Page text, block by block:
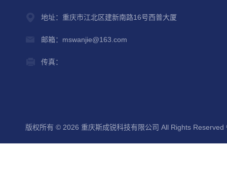
地址：重庆市江北区建新南路16号西普大厦
邮箱：mswanjie@163.com
传真：
版权所有 © 2026 重庆斯成锐科技有限公司 All Rights Reserved